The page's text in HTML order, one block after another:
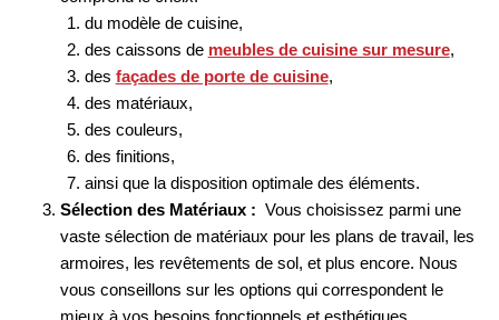
du modèle de cuisine,
des caissons de meubles de cuisine sur mesure,
des façades de porte de cuisine,
des matériaux,
des couleurs,
des finitions,
ainsi que la disposition optimale des éléments.
Sélection des Matériaux : Vous choisissez parmi une
vaste sélection de matériaux pour les plans de travail, les
armoires, les revêtements de sol, et plus encore. Nous
vous conseillons sur les options qui correspondent le